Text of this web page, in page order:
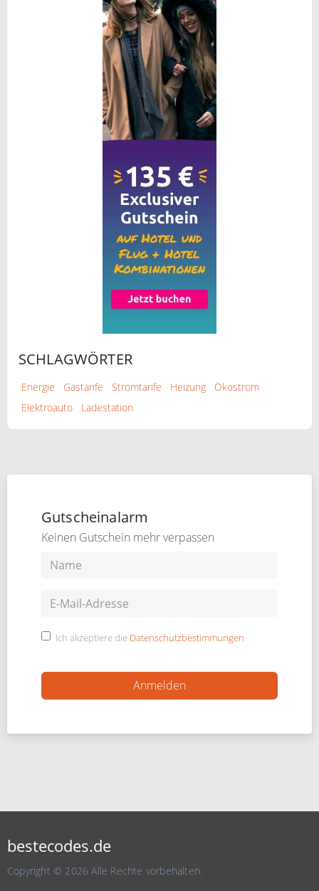
SCHLAGWÖRTER
Energie Gastarife Stromtarife Heizung
Ökostrom
Elektroauto
Ladestation
Gutscheinalarm
Keinen Gutschein mehr verpassen
Ich akzeptiere die Datenschutzbestimmungen
bestecodes.de
Copyright © 2026 Alle Rechte vorbehalten.